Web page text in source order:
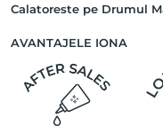
Calatoreste pe Drumul
AVANTAJELE IONA